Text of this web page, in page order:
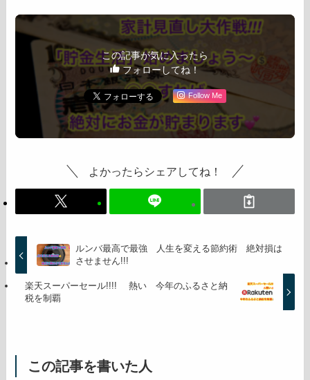
この記事が気に入ったら
フォローしてね！
Follow Me
よかったらシェアしてね！
ルンバ最高で最強 人生を変える節約術 絶対損は
させません!!!
楽天スーパーセール!!!! 熱い 今年のふるさと納
税を制覇
この記事を書いた人